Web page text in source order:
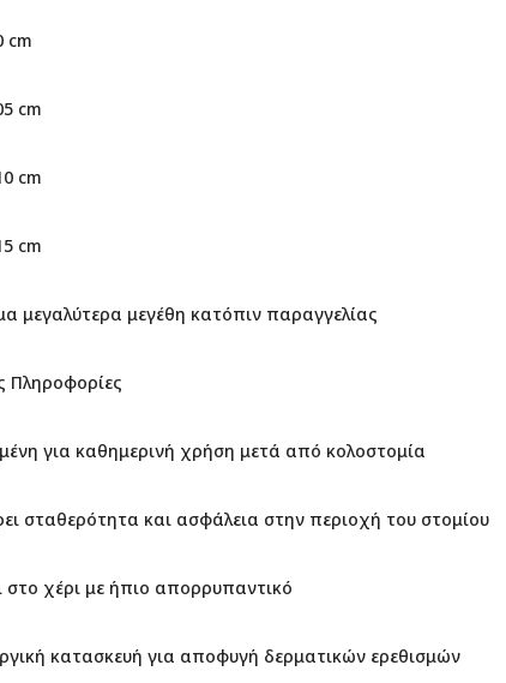
cm
cm
cm
cm
μεγαλύτερα μεγέθη κατόπιν παραγγελίας
Πληροφορίες
για καθημερινή χρήση μετά από κολοστομία
σταθερότητα και ασφάλεια στην περιοχή του στομίου
στο χέρι με ήπιο απορρυπαντικό
κατασκευή για αποφυγή δερματικών ερεθισμών